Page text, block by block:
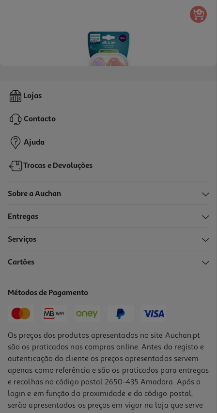
Chupeta Avent Ultra Air18m+ Lisa Ros/lil 2un
11,49 €
Lojas
Contacto
Ajuda
Trocas e Devoluções
Sobre a Auchan
Entregas
Serviços
Cartões
Métodos de Pagamento
Os preços dos produtos apresentados no site Auchan.pt
são os praticados nas compras online. Antes do registo e
autenticação do cliente os preços apresentados servem
apenas como referência e são os praticados para entregas
e recolhas no código postal 2650-435 Amadora. Após o
login e em função da proximidade e do código postal,
serão apresentados os preços em vigor na loja que serve